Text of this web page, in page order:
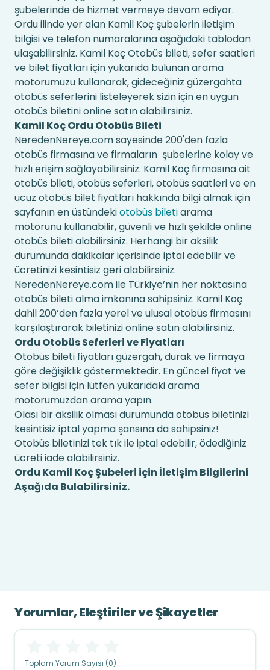
şubelerinde de hizmet vermeye devam ediyor.
Ordu ilinde yer alan Kamil Koç şubelerin iletişim
bilgisi ve telefon numaralarına aşağıdaki tablodan
ulaşabilirsiniz. Kamil Koç Otobüs bileti, sefer saatleri
ve bilet fiyatları için yukarıda bulunan arama
motorumuzu kullanarak, gideceğiniz güzergahta
otobüs seferlerini listeleyerek sizin için en uygun
otobüs biletini online satın alabilirsiniz.
Kamil Koç Ordu Otobüs Bileti
NeredenNereye.com sayesinde 200'den fazla
otobüs firmasına ve firmaların şubelerine kolay ve
hızlı erişim sağlayabilirsiniz. Kamil Koç firmasına ait
otobüs bileti, otobüs seferleri, otobüs saatleri ve en
ucuz otobüs bilet fiyatları hakkında bilgi almak için
sayfanın en üstündekiotobüs biletiarama
motorunu kullanabilir, güvenli ve hızlı şekilde online
otobüs bileti alabilirsiniz. Herhangi bir aksilik
durumunda dakikalar içerisinde iptal edebilir ve
ücretinizi kesintisiz geri alabilirsiniz.
NeredenNereye.com ile Türkiye’nin her noktasına
otobüs bileti alma imkanına sahipsiniz. Kamil Koç
dahil 200’den fazla yerel ve ulusal otobüs firmasını
karşılaştırarak biletinizi online satın alabilirsiniz.
Ordu Otobüs Seferleri ve Fiyatları
Otobüs bileti fiyatları güzergah, durak ve firmaya
göre değişiklik göstermektedir. En güncel fiyat ve
sefer bilgisi için lütfen yukarıdaki arama
motorumuzdan arama yapın.
Olası bir aksilik olması durumunda otobüs biletinizi
kesintisiz iptal yapma şansına da sahipsiniz!
Otobüs biletinizi tek tık ile iptal edebilir, ödediğiniz
ücreti iade alabilirsiniz.
Ordu Kamil Koç Şubeleri için İletişim Bilgilerini
Aşağıda Bulabilirsiniz.
Yorumlar, Eleştiriler ve Şikayetler
Toplam Yorum Sayısı (0)